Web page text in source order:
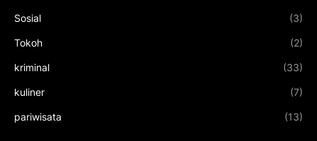
Sosial (3)
Tokoh (2)
kriminal (33)
kuliner (7)
pariwisata (13)